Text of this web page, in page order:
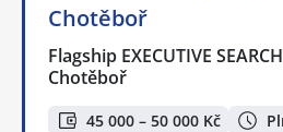
Chotěboř
Flagship EXECUTIVE
Chotěboř
45 000 – 50 000 Kč